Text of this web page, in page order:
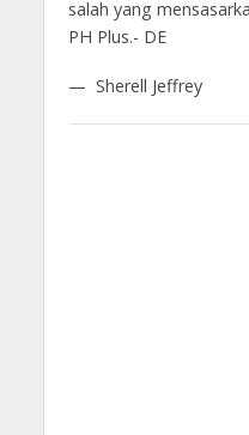
salah yang
PH Plus.- DE
— Sherell Jeffrey